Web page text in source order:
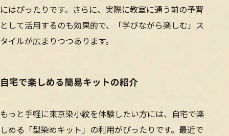
にはぴったりです。さらに、実際に教室に通う前の予習
として活用するのも効果的で、「学びながら楽しむ」ス
タイルが広まりつつあります。
自宅で楽しめる簡易キットの紹介
もっと手軽に東京染小紋を体験したい方には、自宅で楽
しめる「型染めキット」の利用がぴったりです。最近で